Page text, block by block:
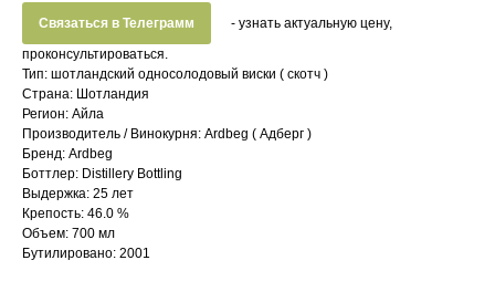
Связаться в Телеграмм
- узнать актуальную цену,
проконсультироваться.
Тип: шотландский односолодовый виски ( скотч )
Страна: Шотландия
Регион: Айла
Производитель / Винокурня: Ardbeg ( Адберг )
Бренд: Ardbeg
Боттлер: Distillery Bottling
Выдержка: 25 лет
Крепость: 46.0 %
Объем: 700 мл
Бутилировано: 2001